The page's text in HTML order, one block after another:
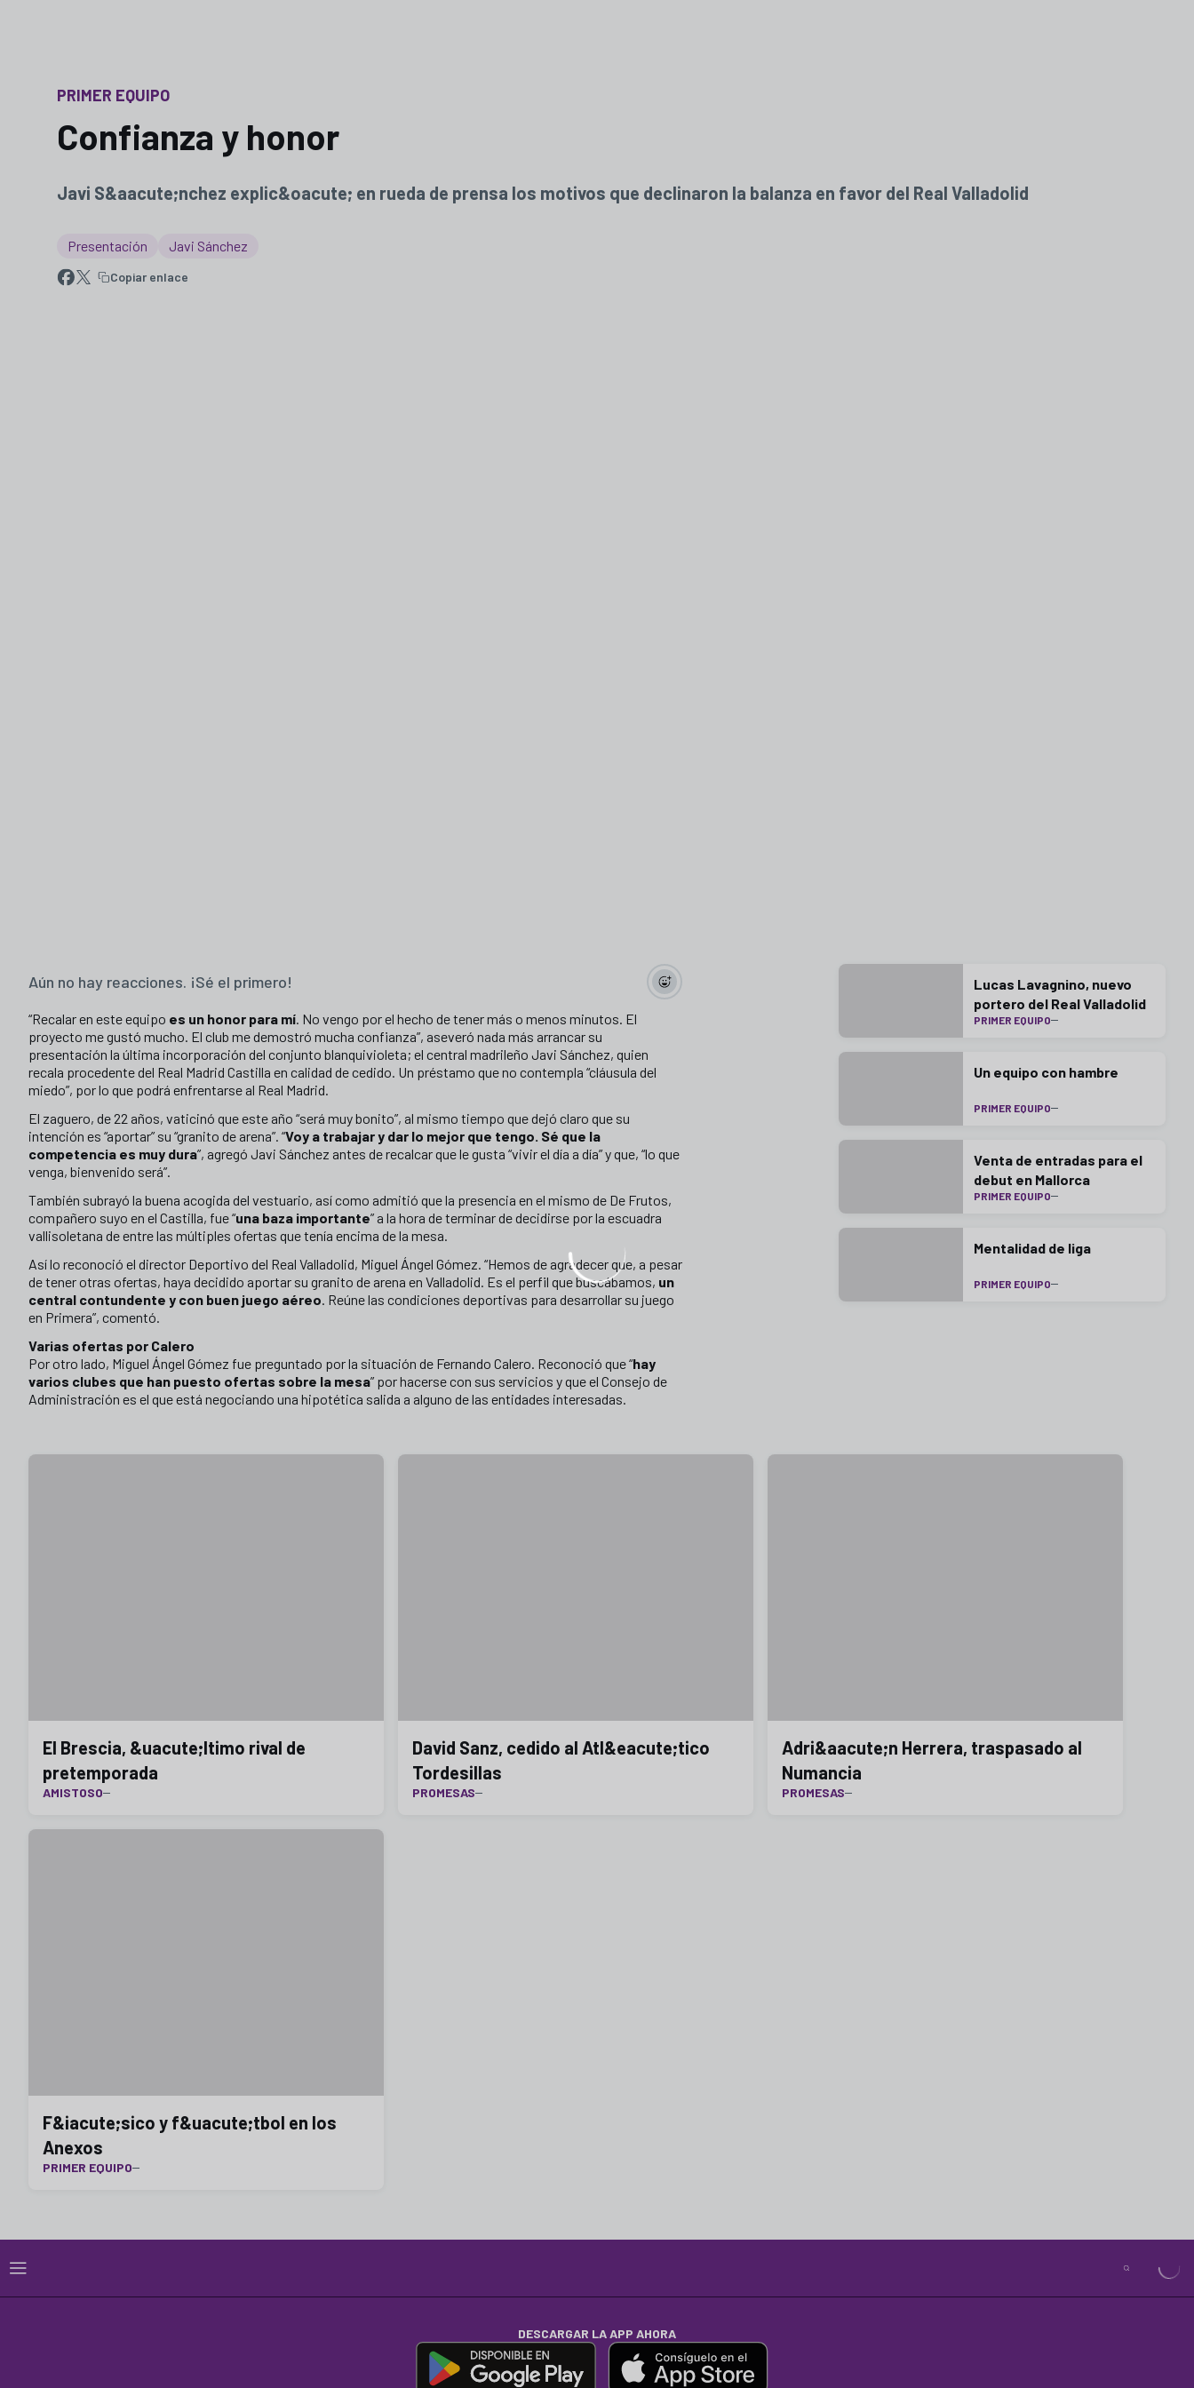
PRIMER EQUIPO
Confianza y honor
Javi S&aacute;nchez explic&oacute; en rueda de prensa los motivos que declinaron la balanza en favor del Real Valladolid
Presentación Javi Sánchez
Copiar enlace
Aún no hay reacciones. ¡Sé el primero!
“Recalar en este equipo es un honor para mí. No vengo por el hecho de tener más o menos minutos. El
proyecto me gustó mucho. El club me demostró mucha confianza”, aseveró nada más arrancar su
presentación la última incorporación del conjunto blanquivioleta; el central madrileño Javi Sánchez, quien
recala procedente del Real Madrid Castilla en calidad de cedido. Un préstamo que no contempla “cláusula del
miedo”, por lo que podrá enfrentarse al Real Madrid.
El zaguero, de 22 años, vaticinó que este año “será muy bonito”, al mismo tiempo que dejó claro que su
intención es “aportar” su “granito de arena”. “Voy a trabajar y dar lo mejor que tengo. Sé que la
competencia es muy dura”, agregó Javi Sánchez antes de recalcar que le gusta “vivir el día a día” y que, “lo que
venga, bienvenido será”.
También subrayó la buena acogida del vestuario, así como admitió que la presencia en el mismo de De Frutos,
compañero suyo en el Castilla, fue “una baza importante” a la hora de terminar de decidirse por la escuadra
vallisoletana de entre las múltiples ofertas que tenía encima de la mesa.
Así lo reconoció el director Deportivo del Real Valladolid, Miguel Ángel Gómez. “Hemos de agradecer que, a pesar
de tener otras ofertas, haya decidido aportar su granito de arena en Valladolid. Es el perfil que buscábamos, un
central contundente y con buen juego aéreo. Reúne las condiciones deportivas para desarrollar su juego
en Primera”, comentó.
Varias ofertas por Calero
Por otro lado, Miguel Ángel Gómez fue preguntado por la situación de Fernando Calero. Reconoció que “hay
varios clubes que han puesto ofertas sobre la mesa” por hacerse con sus servicios y que el Consejo de
Administración es el que está negociando una hipotética salida a alguno de las entidades interesadas.
Lucas Lavagnino, nuevo
portero del Real Valladolid
PRIMER EQUIPO
Un equipo con hambre
PRIMER EQUIPO
Venta de entradas para el
debut en Mallorca
PRIMER EQUIPO
Mentalidad de liga
PRIMER EQUIPO
El Brescia, &uacute;ltimo rival de
pretemporada
AMISTOSO
David Sanz, cedido al Atl&eacute;tico
Tordesillas
PROMESAS
Adri&aacute;n Herrera, traspasado al
Numancia
PROMESAS
F&iacute;sico y f&uacute;tbol en los
Anexos
PRIMER EQUIPO
DESCARGAR LA APP AHORA